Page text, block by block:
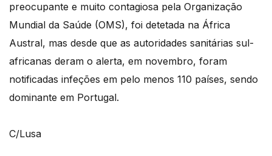
preocupante e muito contagiosa pela Organização
Mundial da Saúde (OMS), foi detetada na África
Austral, mas desde que as autoridades sanitárias sul-
africanas deram o alerta, em novembro, foram
notificadas infeções em pelo menos 110 países, sendo
dominante em Portugal.
C/Lusa